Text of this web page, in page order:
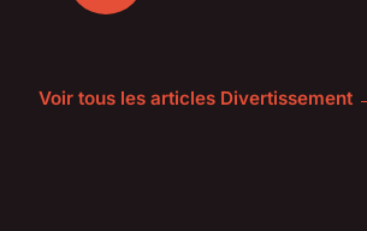
Voir tous les articles Divertissement